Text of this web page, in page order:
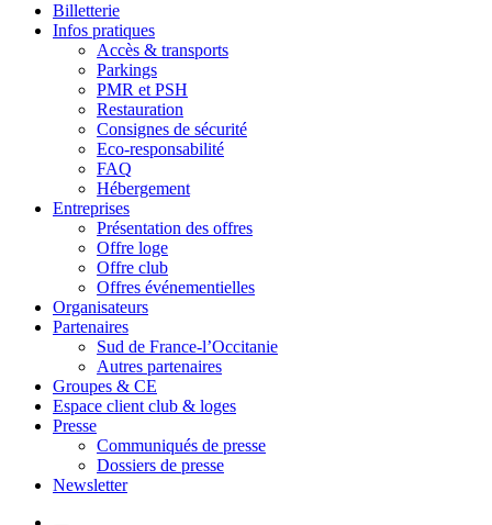
Billetterie
Infos pratiques
Accès & transports
Parkings
PMR et PSH
Restauration
Consignes de sécurité
Eco-responsabilité
FAQ
Hébergement
Entreprises
Présentation des offres
Offre loge
Offre club
Offres événementielles
Organisateurs
Partenaires
Sud de France-l’Occitanie
Autres partenaires
Groupes & CE
Espace client club & loges
Presse
Communiqués de presse
Dossiers de presse
Newsletter